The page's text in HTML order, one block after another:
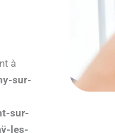
à
sur-
sur-
les-